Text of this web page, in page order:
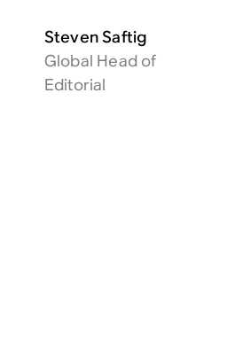
Steven Saftig
Global Head of
Editorial